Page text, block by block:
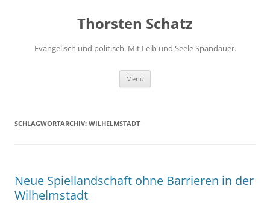
Thorsten Schatz
Evangelisch und politisch. Mit Leib und Seele Spandauer.
Menü
SCHLAGWORTARCHIV: WILHELMSTADT
Neue Spiellandschaft ohne Barrieren in der
Wilhelmstadt